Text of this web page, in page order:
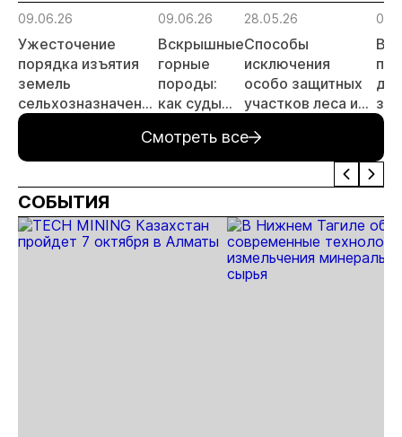
09.06.26
Ужесточение
порядка изъятия
земель
сельхозназначения
для госнужд для
недропользования
09.06.26
Вскрышные
горные
породы:
как суды
вопросы о
плате за
НВОС
28.05.26
Способы
исключения
особо защитных
участков леса из
лесного реестра
Смотреть все
СОБЫТИЯ